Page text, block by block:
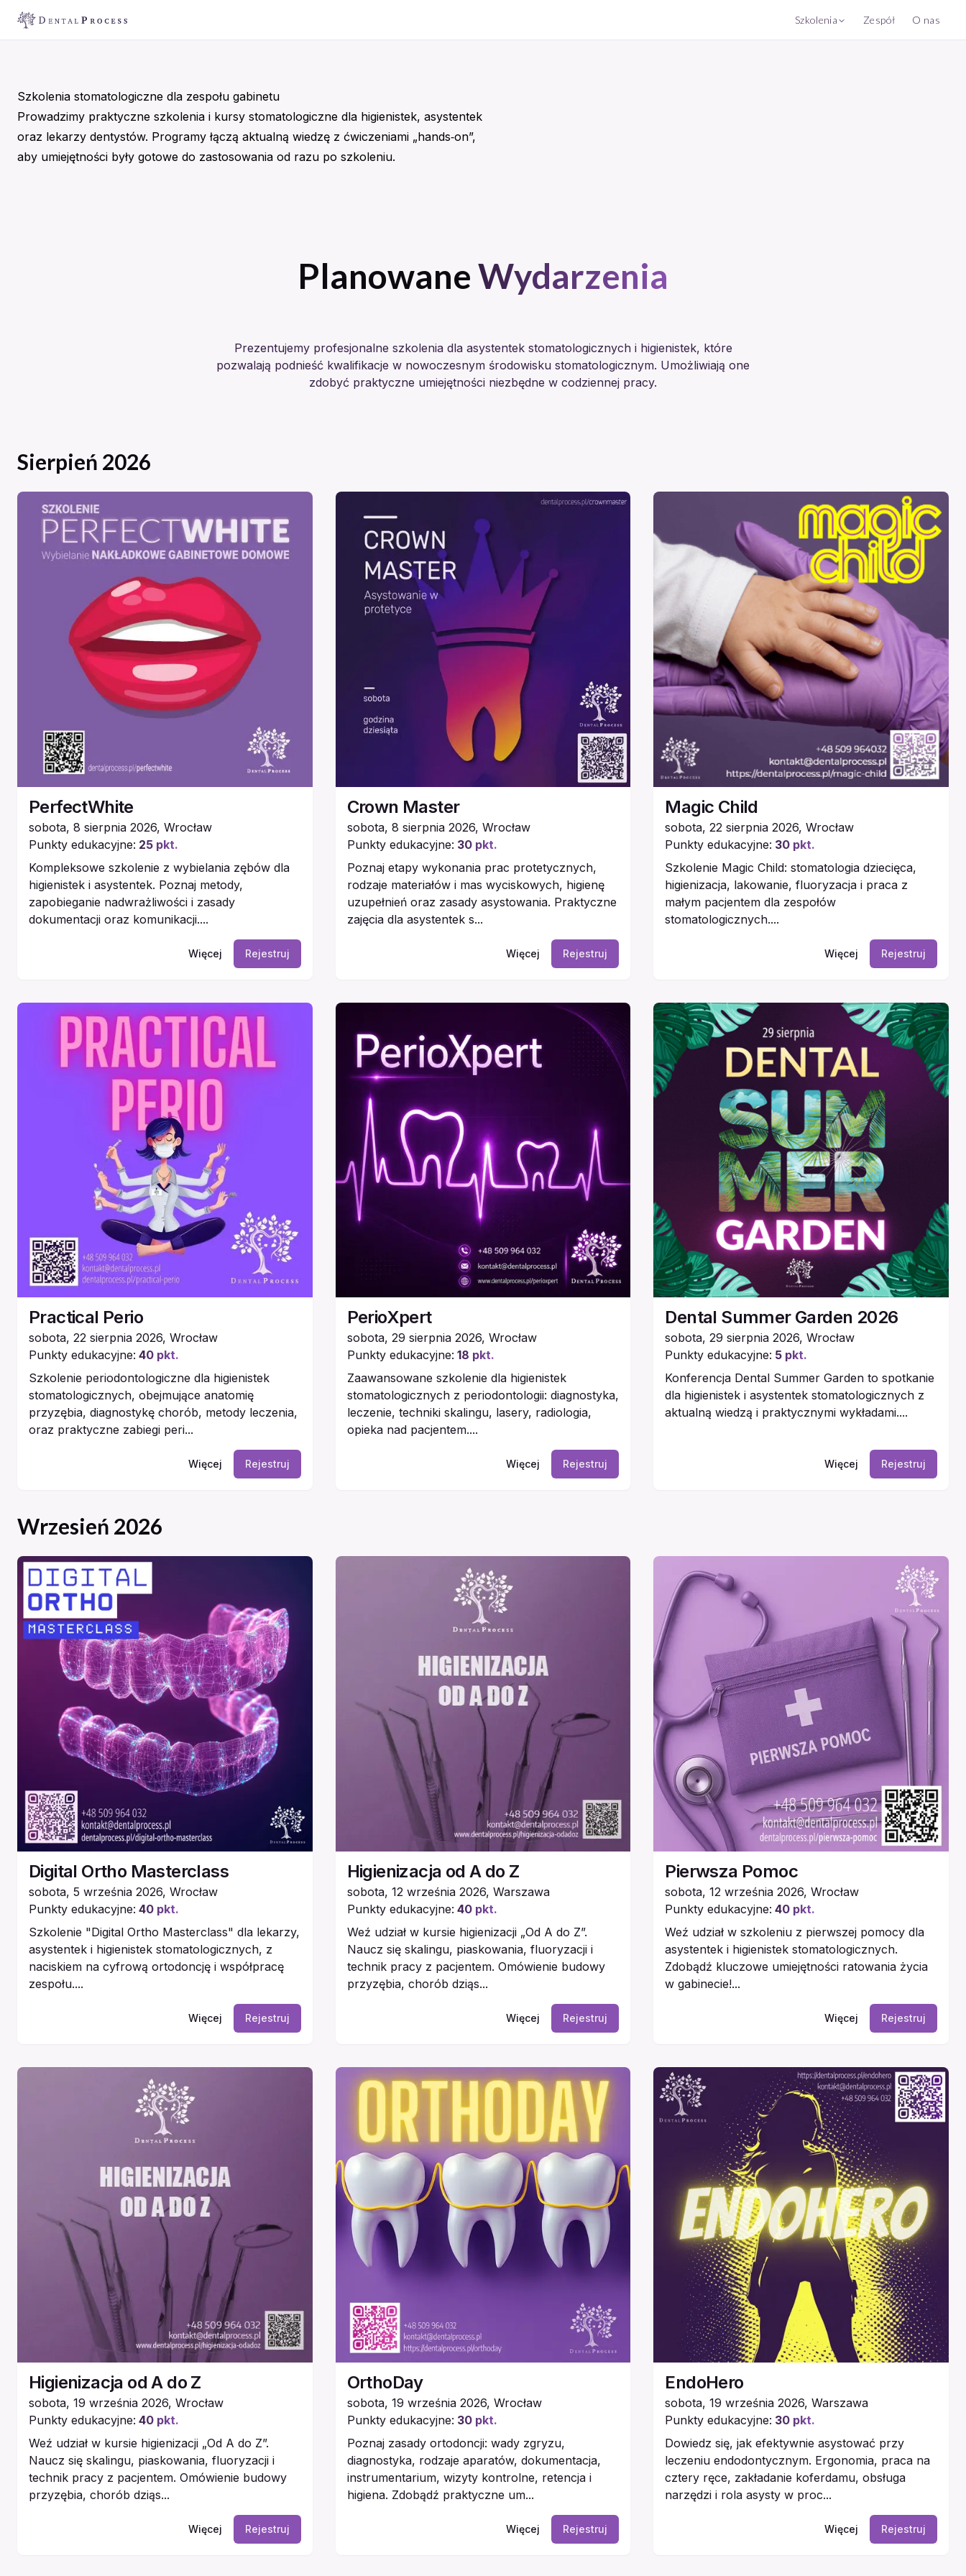
Szkolenia Zespół O nas
Szkolenia stomatologiczne dla zespołu gabinetu
Prowadzimy praktyczne szkolenia i kursy stomatologiczne dla higienistek, asystentek
oraz lekarzy dentystów. Programy łączą aktualną wiedzę z ćwiczeniami „hands‑on”,
aby umiejętności były gotowe do zastosowania od razu po szkoleniu.
PlanowaneWydarzenia
Prezentujemy profesjonalne szkolenia dla asystentek stomatologicznych i higienistek, które
pozwalają podnieść kwalifikacje w nowoczesnym środowisku stomatologicznym. Umożliwiają one
zdobyć praktyczne umiejętności niezbędne w codziennej pracy.
Sierpień 2026
PerfectWhite
sobota, 8 sierpnia 2026, Wrocław
Punkty edukacyjne: 25 pkt.
Kompleksowe szkolenie z wybielania zębów dla
higienistek i asystentek. Poznaj metody,
zapobieganie nadwrażliwości i zasady
dokumentacji oraz komunikacji....
Więcej Rejestruj
Crown Master
sobota, 8 sierpnia 2026, Wrocław
Punkty edukacyjne: 30pkt.
Poznaj etapy wykonania prac protetycznych,
rodzaje materiałów i mas wyciskowych, higienę
uzupełnień oraz zasady asystowania. Praktyczne
zajęcia dla asystentek s...
Więcej Rejestruj
Magic Child
sobota, 22 sierpnia 2026, Wrocław
Punkty edukacyjne: 30 pkt.
Szkolenie Magic Child: stomatologia dziecięca,
higienizacja, lakowanie, fluoryzacja i praca z
małym pacjentem dla zespołów
stomatologicznych....
Więcej Rejestruj
Practical Perio
sobota, 22 sierpnia 2026, Wrocław
Punkty edukacyjne: 40 pkt.
Szkolenie periodontologiczne dla higienistek
stomatologicznych, obejmujące anatomię
przyzębia, diagnostykę chorób, metody leczenia,
oraz praktyczne zabiegi peri...
Więcej Rejestruj
PerioXpert
sobota, 29 sierpnia 2026, Wrocław
Punkty edukacyjne: 18 pkt.
Zaawansowane szkolenie dla higienistek
stomatologicznych z periodontologii: diagnostyka,
leczenie, techniki skalingu, lasery, radiologia,
opieka nad pacjentem....
Więcej Rejestruj
Dental Summer Garden 2026
sobota, 29 sierpnia 2026, Wrocław
Punkty edukacyjne: 5 pkt.
Konferencja Dental Summer Garden to spotkanie
dla higienistek i asystentek stomatologicznych z
aktualną wiedzą i praktycznymi wykładami....
Więcej Rejestruj
Wrzesień 2026
Digital Ortho Masterclass
sobota, 5 września 2026, Wrocław
Punkty edukacyjne: 40 pkt.
Szkolenie "Digital Ortho Masterclass" dla lekarzy,
asystentek i higienistek stomatologicznych, z
naciskiem na cyfrową ortodoncję i współpracę
zespołu....
Więcej Rejestruj
Higienizacja od A do Z
sobota, 12 września 2026, Warszawa
Punkty edukacyjne: 40pkt.
Weź udział w kursie higienizacji „Od A do Z”.
Naucz się skalingu, piaskowania, fluoryzacji i
technik pracy z pacjentem. Omówienie budowy
przyzębia, chorób dziąs...
Więcej Rejestruj
Pierwsza Pomoc
sobota, 12 września 2026, Wrocław
Punkty edukacyjne: 40 pkt.
Weź udział w szkoleniu z pierwszej pomocy dla
asystentek i higienistek stomatologicznych.
Zdobądź kluczowe umiejętności ratowania życia
w gabinecie!...
Więcej Rejestruj
Higienizacja od A do Z
sobota, 19 września 2026, Wrocław
Punkty edukacyjne: 40 pkt.
Weź udział w kursie higienizacji „Od A do Z”.
Naucz się skalingu, piaskowania, fluoryzacji i
technik pracy z pacjentem. Omówienie budowy
przyzębia, chorób dziąs...
Więcej Rejestruj
OrthoDay
sobota, 19 września 2026, Wrocław
Punkty edukacyjne: 30pkt.
Poznaj zasady ortodoncji: wady zgryzu,
diagnostyka, rodzaje aparatów, dokumentacja,
instrumentarium, wizyty kontrolne, retencja i
higiena. Zdobądź praktyczne um...
Więcej Rejestruj
EndoHero
sobota, 19 września 2026, Warszawa
Punkty edukacyjne: 30 pkt.
Dowiedz się, jak efektywnie asystować przy
leczeniu endodontycznym. Ergonomia, praca na
cztery ręce, zakładanie koferdamu, obsługa
narzędzi i rola asysty w proc...
Więcej Rejestruj